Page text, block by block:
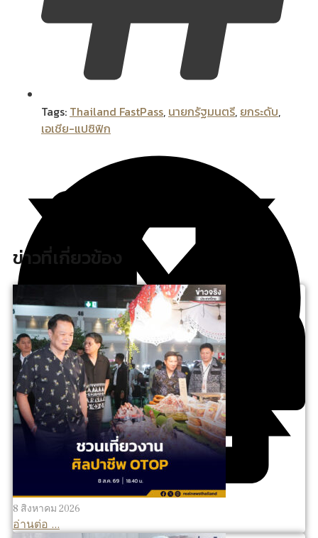
Tags: Thailand FastPass, นายกรัฐมนตรี, ยกระดับ,
เอเชีย-แปซิฟิก
ข่าวที่เกี่ยวข้อง
8 สิงหาคม 2026
อ่านต่อ ...